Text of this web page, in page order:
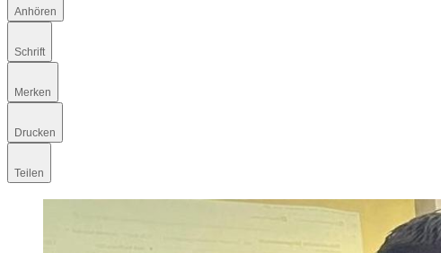
Anhören
Schrift
Merken
Drucken
Teilen